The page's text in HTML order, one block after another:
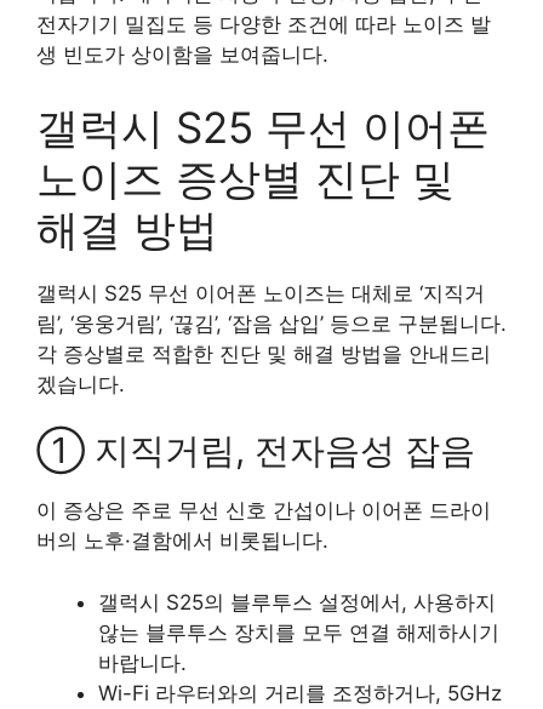
전자기기 밀집도 등 다양한 조건에 따라 노이즈 발
생 빈도가 상이함을 보여줍니다.
갤럭시 S25 무선 이어폰
노이즈 증상별 진단 및
해결 방법
갤럭시 S25 무선 이어폰 노이즈는 대체로 ‘지직거
림’, ‘웅웅거림’, ‘끊김’, ‘잡음 삽입’ 등으로 구분됩니다.
각 증상별로 적합한 진단 및 해결 방법을 안내드리
겠습니다.
① 지직거림, 전자음성 잡음
이 증상은 주로 무선 신호 간섭이나 이어폰 드라이
버의 노후·결함에서 비롯됩니다.
갤럭시 S25의 블루투스 설정에서, 사용하지
않는 블루투스 장치를 모두 연결 해제하시기
바랍니다.
Wi-Fi 라우터와의 거리를 조정하거나, 5GHz